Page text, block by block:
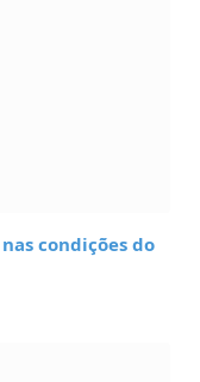
condições do